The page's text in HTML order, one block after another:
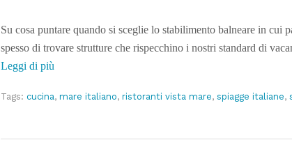
Su cosa puntare quando si sceglie lo stabilimento balneare in cui
spesso di trovare strutture che rispecchino i nostri standard di
Leggi di più
Tags: cucina, mare italiano, ristoranti vista mare, spiagge italiane,